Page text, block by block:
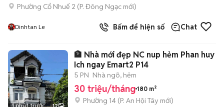
Phường Cổ Nhuế 2 (P. Đông Ngạc mới)
Dinhtan Le Bấm để hiện số Chat
1 phút trước 12
🏦 Nhà mới đẹp NC nup hẻm Phan huy
Ich ngay Emart2 P14
5 PN Nhà ngõ, hẻm
30 triệu/tháng 180 m²
Phường 14 (P. An Hội Tây mới)